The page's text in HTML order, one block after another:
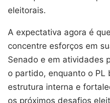
eleitorais.
A expectativa agora é
concentre esforços em
Senado e em atividades
o partido, enquanto o PL
estrutura interna e
os próximos desafios